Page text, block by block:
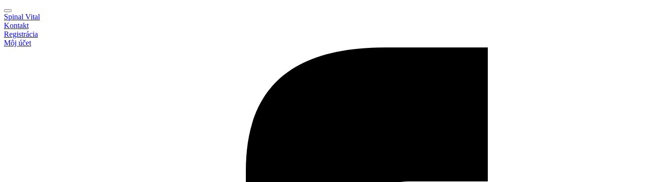
Spinal Vital
Kontakt
Registrácia
Môj účet